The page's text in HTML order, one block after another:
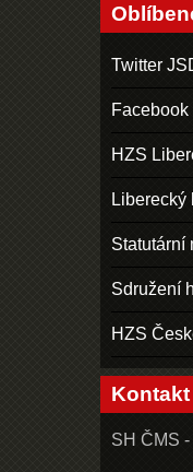
Twitter
HZS
Liberecký
Statutární
Sdružení
HZS
Kontakt
SH ČMS